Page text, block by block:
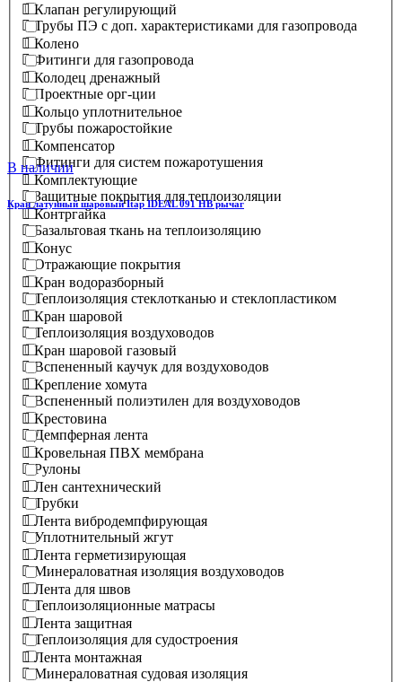
Трубы ПЭ с доп. характеристиками для газопровода
Фитинги для газопровода
Проектные орг-ции
Трубы пожаростойкие
Фитинги для систем пожаротушения
Защитные покрытия для теплоизоляции
Базальтовая ткань на теплоизоляцию
Отражающие покрытия
Теплоизоляция стеклотканью и стеклопластиком
Теплоизоляция воздуховодов
Вспененный каучук для воздуховодов
Вспененный полиэтилен для воздуховодов
Демпферная лента
Рулоны
Трубки
Уплотнительный жгут
Минераловатная изоляция воздуховодов
Теплоизоляционные матрасы
Теплоизоляция для судостроения
Минераловатная судовая изоляция
Клапан регулирующий
Колено
Колодец дренажный
Кольцо уплотнительное
Компенсатор
Комплектующие
Контргайка
Конус
Кран водоразборный
Кран шаровой
Кран шаровой газовый
Крепление хомута
Крестовина
Кровельная ПВХ мембрана
Лен сантехнический
Лента вибродемпфирующая
Лента герметизирующая
Лента для швов
Лента защитная
Лента монтажная
В наличии
Кран латунный шаровый Itap IDEAL 091 НВ рычаг